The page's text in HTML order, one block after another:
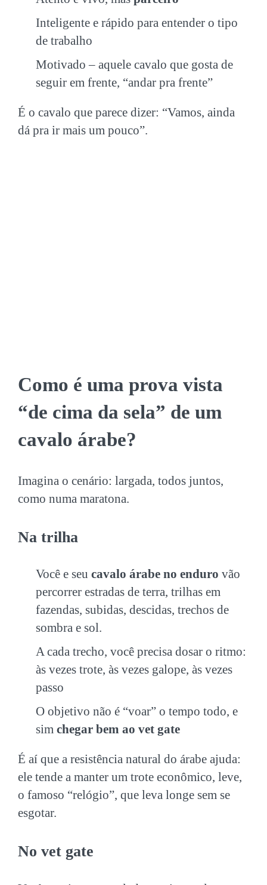
Inteligente e rápido para entender o tipo
de trabalho
Motivado – aquele cavalo que gosta de
seguir em frente, “andar pra frente”
É o cavalo que parece dizer: “Vamos, ainda
dá pra ir mais um pouco”.
Como é uma prova vista
“de cima da sela” de um
cavalo árabe?
Imagina o cenário: largada, todos juntos,
como numa maratona.
Na trilha
Você e seu cavalo árabe no enduro vão
percorrer estradas de terra, trilhas em
fazendas, subidas, descidas, trechos de
sombra e sol.
A cada trecho, você precisa dosar o ritmo:
às vezes trote, às vezes galope, às vezes
passo
O objetivo não é “voar” o tempo todo, e
sim chegar bem ao vet gate
É aí que a resistência natural do árabe ajuda:
ele tende a manter um trote econômico, leve,
o famoso “relógio”, que leva longe sem se
esgotar.
No vet gate